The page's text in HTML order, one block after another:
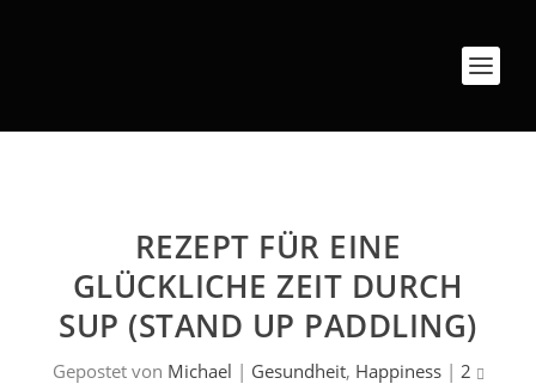
REZEPT FÜR EINE
GLÜCKLICHE ZEIT DURCH
SUP (STAND UP PADDLING)
Gepostet von Michael | Gesundheit, Happiness| 2